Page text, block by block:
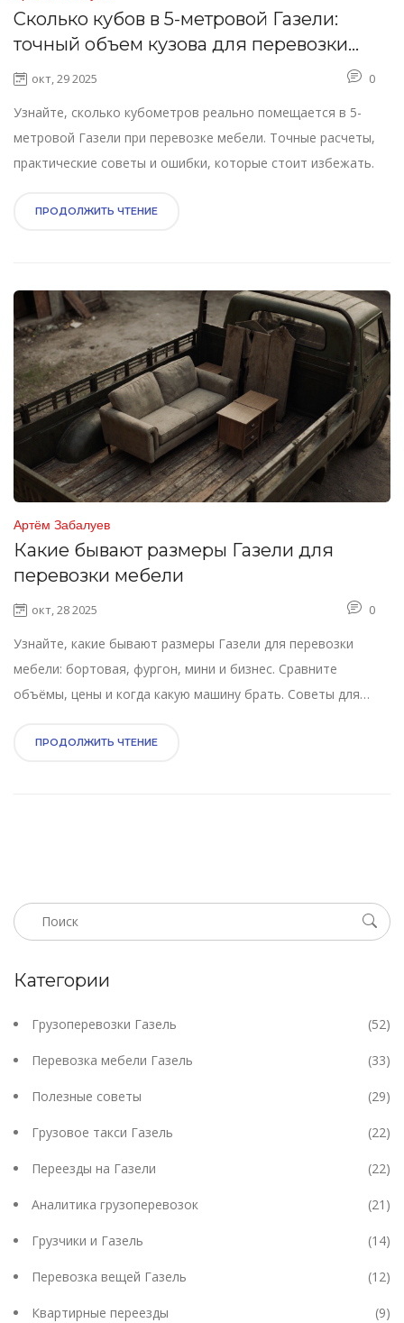
Сколько кубов в 5-метровой Газели:
точный объем кузова для перевозки
мебели
окт, 29 2025 0
Узнайте, сколько кубометров реально помещается в 5-
метровой Газели при перевозке мебели. Точные расчеты,
практические советы и ошибки, которые стоит избежать.
ПРОДОЛЖИТЬ ЧТЕНИЕ
Артём Забалуев
Какие бывают размеры Газели для
перевозки мебели
окт, 28 2025 0
Узнайте, какие бывают размеры Газели для перевозки
мебели: бортовая, фургон, мини и бизнес. Сравните
объёмы, цены и когда какую машину брать. Советы для
ПРОДОЛЖИТЬ ЧТЕНИЕ
Категории
Грузоперевозки Газель (52)
Перевозка мебели Газель (33)
Полезные советы (29)
Грузовое такси Газель (22)
Переезды на Газели (22)
Аналитика грузоперевозок (21)
Грузчики и Газель (14)
Перевозка вещей Газель (12)
Квартирные переезды (9)